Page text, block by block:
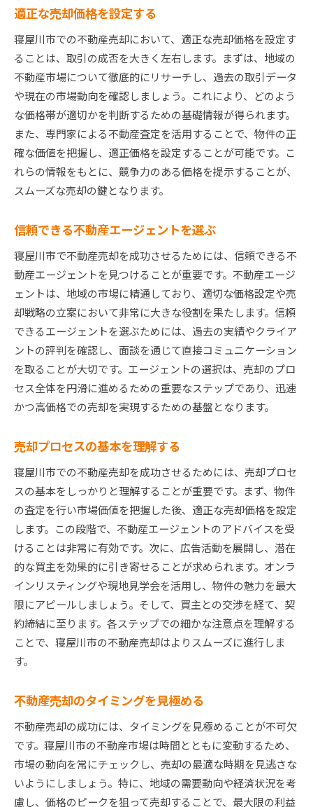
売却活動の進捗を定期的に確認する
法律面での注意点を抑える
物件価値を引き上げるためのインテリアとリノベー
ション提案
リノベーションによる価値向上のポイント
購入者にアピールするインテリアデザイン
費用対効果が高いリフォームアイデア
トレンドを取り入れた空間提案
エネルギー効率を高める改装方法
物件の魅力を引き立てる小物の使い方
よくある失敗事例とその回避策
法律や規制の変化に対応する方法
内覧での印象を悪化させないための対策
売却プロセスでのコミュニケーションの重要性
交渉で不利にならないためのポイント
売却後のトラブルを防ぐために
寝屋川市で賢く不動産を売却するための成功事例紹
介
短期間での売却を実現したテクニック
買い手の心を掴むプロモーション事例
交渉を成功させた秘訣を探る
成功者に学ぶ売却後のフォロー方法
適正な売却価格を設定する
寝屋川市での不動産売却において、適正な売却価格を設定す
ることは、取引の成否を大きく左右します。まずは、地域の
不動産市場について徹底的にリサーチし、過去の取引データ
や現在の市場動向を確認しましょう。これにより、どのよう
な価格帯が適切かを判断するための基礎情報が得られます。
また、専門家による不動産査定を活用することで、物件の正
確な価値を把握し、適正価格を設定することが可能です。こ
れらの情報をもとに、競争力のある価格を提示することが、
スムーズな売却の鍵となります。
信頼できる不動産エージェントを選ぶ
寝屋川市で不動産売却を成功させるためには、信頼できる不
動産エージェントを見つけることが重要です。不動産エージ
ェントは、地域の市場に精通しており、適切な価格設定や売
却戦略の立案において非常に大きな役割を果たします。信頼
できるエージェントを選ぶためには、過去の実績やクライア
ントの評判を確認し、面談を通じて直接コミュニケーション
を取ることが大切です。エージェントの選択は、売却のプロ
セス全体を円滑に進めるための重要なステップであり、迅速
かつ高価格での売却を実現するための基盤となります。
売却プロセスの基本を理解する
寝屋川市での不動産売却を成功させるためには、売却プロセ
スの基本をしっかりと理解することが重要です。まず、物件
の査定を行い市場価値を把握した後、適正な売却価格を設定
します。この段階で、不動産エージェントのアドバイスを受
けることは非常に有効です。次に、広告活動を展開し、潜在
的な買主を効果的に引き寄せることが求められます。オンラ
インリスティングや現地見学会を活用し、物件の魅力を最大
限にアピールしましょう。そして、買主との交渉を経て、契
約締結に至ります。各ステップでの細かな注意点を理解する
ことで、寝屋川市の不動産売却はよりスムーズに進行しま
す。
不動産売却のタイミングを見極める
不動産売却の成功には、タイミングを見極めることが不可欠
です。寝屋川市の不動産市場は時間とともに変動するため、
市場の動向を常にチェックし、売却の最適な時期を見逃さな
いようにしましょう。特に、地域の需要動向や経済状況を考
慮し、価格のピークを狙って売却することで、最大限の利益